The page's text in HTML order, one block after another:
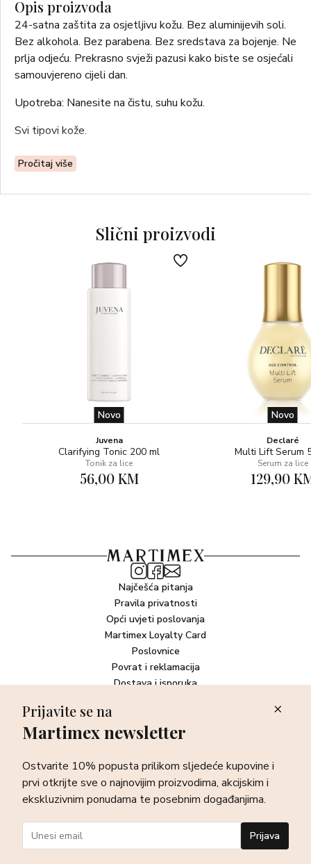
Opis proizvoda
24-satna zaštita za osjetljivu kožu. Bez aluminijevih soli.
Bez alkohola. Bez parabena. Bez sredstava za bojenje. Ne
prlja odjeću. Prekrasno svježi pazusi kako biste se osjećali
samouvjereno cijeli dan.
Upotreba: Nanesite na čistu, suhu kožu.
Svi tipovi kože.
Pročitaj više
Slični proizvodi
Novo
Juvena
Clarifying Tonic 200 ml
Tonik za lice
56,00 KM
Novo
Declaré
Multi Lift Serum
Serum za lice
129,90
Najčešća pitanja
Pravila privatnosti
Opći uvjeti poslovanja
Martimex Loyalty Card
Poslovnice
Povrat i reklamacija
Dostava i isporuka
Newsletter
sve o najnovijim proizvodima, akcijskim i ekskluzivnim
ponudama te posebnim događanjima.
Prijava
Prijavite se na
Martimex newsletter
Ostvarite 10% popusta prilikom sljedeće kupovine i
prvi otkrijte sve o najnovijim proizvodima, akcijskim i
ekskluzivnim ponudama te posebnim događanjima.
Prijava